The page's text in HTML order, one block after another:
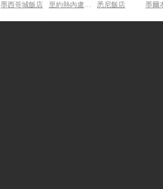
墨西哥城飯店
里約熱內盧飯店 悉尼飯店 墨爾